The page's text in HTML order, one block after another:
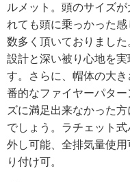
ルメット。頭のサイズ
れても頭に乗っかった
数多く頂いておりまし
設計と深い被り心地を
す。さらに、帽体の大
番的なファイヤーパタ
ズに満足出来なかった
でしょう。ラチェット
外し可能、全排気量使
り付け可。